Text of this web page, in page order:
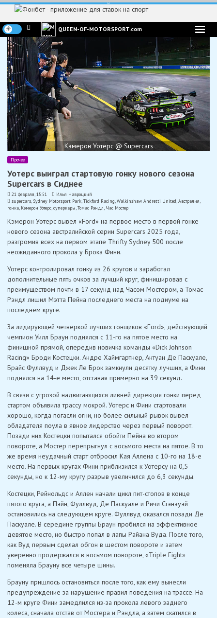
Перейти
содержимому
QUEEN-OF-MOTORSPORT.com
Кэмерон Уотерс @ Supercars
Прочее
Уотерс выиграл стартовую гонку нового сезона
Supercars в Сиднее
21 февраля, 15:51
Илья Навроцкий
supercars, Sydney Motorsport Park,Tickford Racing,Walkinshaw Andretti United,Австралия
гонка, Кэмерон Уотерс,суперкары,Томас Рэндл, Час Мостер
Кэмерон Уотерс вывел «Ford» на первое место в первой гонке
нового сезона австралийской серии Supercars 2025 года,
разгромив всех на первом этапе Thrifty Sydney 500 после
неожиданного прокола у Брока Фини.
Уотерс контролировал гонку из 26 кругов и заработал
дополнительные пять очков за лучший круг, финишировав с
преимуществом почти в 17 секунд над Часом Мостером, а Томас
Рэндл лишил Мэтта Пейна последнего места на подиуме на
последнем круге.
За лидирующей четверкой лучших гонщиков «Ford», действующий
чемпион Уилл Браун поднялся с 11-го на пятое место на
финишной прямой, опередив новичка команды «Dick Johnson
Racing» Броди Костецки. Андре Хаймгартнер, Антуан Де Паскуале,
Брайс Фуллвуд и Джек Ле Брок замкнули десятку лучших, а Фини
поднялся на 14-е место, отставая примерно на 39 секунд.
В связи с угрозой надвигающихся ливней дирекция гонки перед
стартом объявила трассу мокрой. Уотерс и Фини стартовали
хорошо, когда погасли огни, но более сильный рывок вывел
обладателя поула в явное лидерство через первый поворот.
Позади них Костецки попытался обойти Пейна во втором
повороте, а Мостер перепрыгнул с восьмого места на пятое. В то
же время неудачный старт отбросил Кая Аллена с 10-го на 18-е
место. На первых кругах Фини приблизился к Уотерсу на 0,5
секунды, но к 12-му кругу разрыв увеличился до 6,3 секунды.
Костецки, Рейнольдс и Аллен начали цикл пит-стопов в конце
пятого круга, а Пэйн, Фуллвуд, Де Паскуале и Ричи Стэнэуэй
остановились на следующем круге. Фуллвуд оказался позади Де
Паскуале. В середине группы Браун пробился на эффективное
девятое место, но быстро попал в лапы Райана Вуда. После того,
как Вуд первым сделал обгон в шестом повороте и затем
уверенно продержался в восьмом повороте, «Triple Eight»
поменяла Брауну все четыре шины.
Брауну пришлось остановиться после того, как ему вынесли
предупреждение за нарушение правил поведения на трассе. На
12-м круге Фини замедлился из-за прокола левого заднего
колеса, сначала отстав от Мостера и Рэндла, а затем скатился в